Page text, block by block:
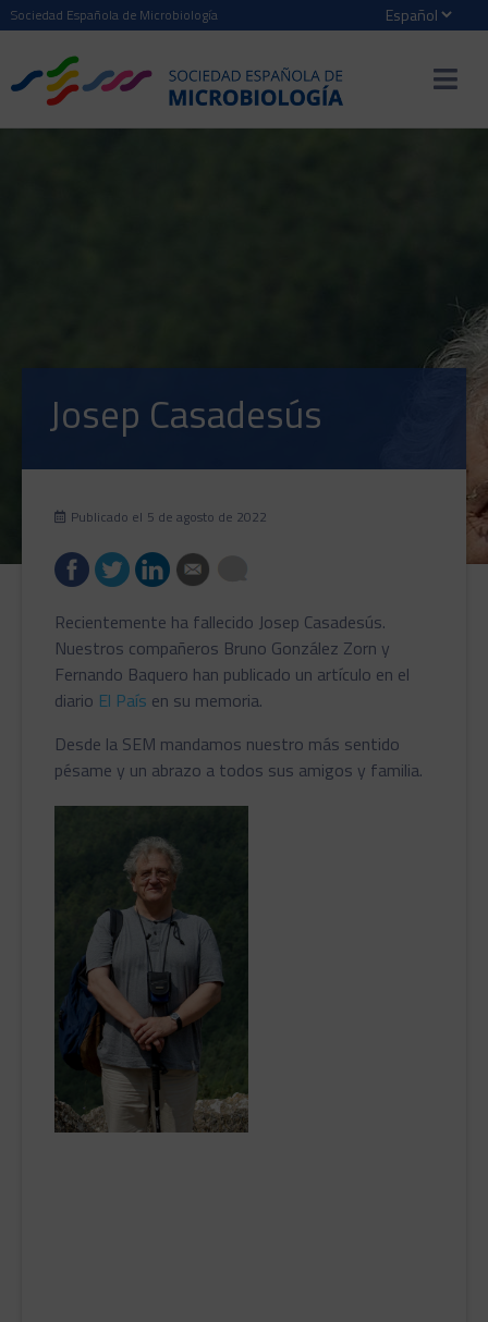
Sociedad Española de Microbiología
Josep Casadesús
Publicado el 5 de agosto de 2022
Recientemente ha fallecido Josep Casadesús.
Nuestros compañeros Bruno González Zorn y
Fernando Baquero han publicado un artículo en el
diario El País en su memoria.
Desde la SEM mandamos nuestro más sentido
pésame y un abrazo a todos sus amigos y familia.